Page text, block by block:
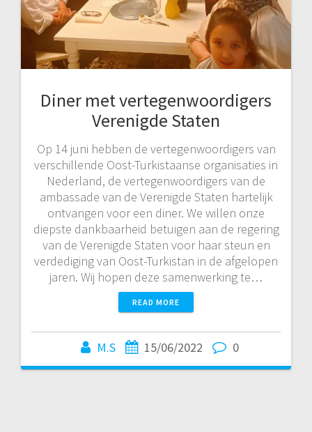
Diner met vertegenwoordigers
Verenigde Staten
Op 14 juni hebben de vertegenwoordigers van
verschillende Oost-Turkistaanse organisaties in
Nederland, de vertegenwoordigers van de
ambassade van de Verenigde Staten hartelijk
ontvangen voor een diner. We willen onze
diepste dankbaarheid betuigen aan de regering
van de Verenigde Staten voor haar steun en
verdediging van Oost-Turkistan in de afgelopen
jaren. Wij hopen deze samenwerking te…
READ MORE
M.S 15/06/2022 0